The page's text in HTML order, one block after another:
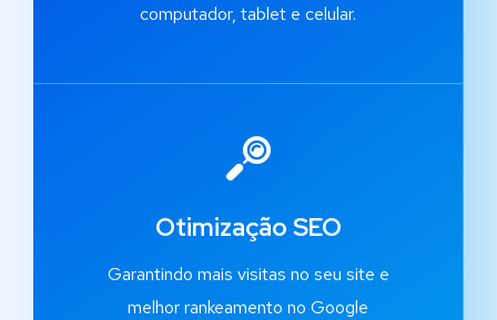
computador, tablet e celular.
Otimização SEO
Garantindo mais visitas no seu site e
melhor rankeamento no Google